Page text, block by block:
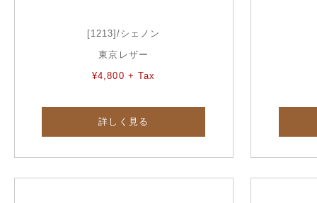
[1213]/シェノン
東京レザー
¥4,800 + Tax
詳しく見る